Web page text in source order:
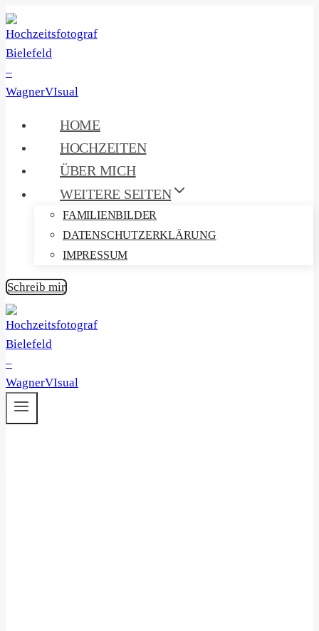
Zum
Inhalt
springen
HOME
HOCHZEITEN
ÜBER MICH
WEITERE SEITEN
FAMILIENBILDER
DATENSCHUTZERKLÄRUNG
IMPRESSUM
Schreib mir